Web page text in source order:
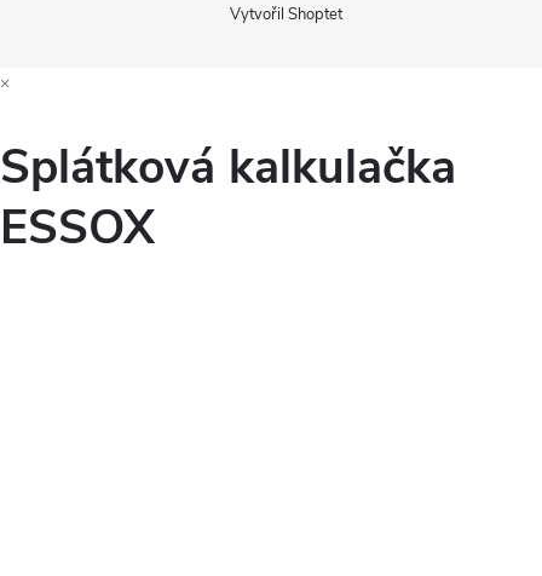
Vytvořil Shoptet
×
Splátková kalkulačka
ESSOX